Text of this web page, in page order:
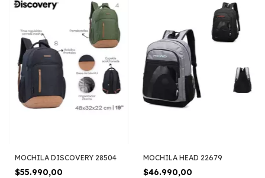
MOCHILA DISCOVERY 28504
$55.990,00
MOCHILA HEAD 22679
$46.990,00